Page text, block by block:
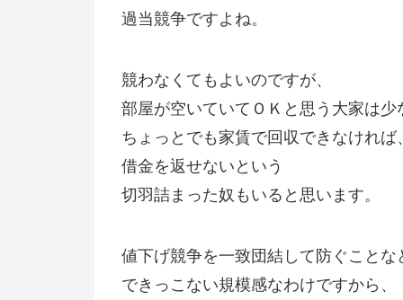
過当競争ですよね。
競わなくてもよいのですが、
部屋が空いていてＯＫと思う大家は少
ちょっとでも家賃で回収できなければ、
借金を返せないという
切羽詰まった奴もいると思います。
値下げ競争を一致団結して防ぐことな
できっこない規模感なわけですから、